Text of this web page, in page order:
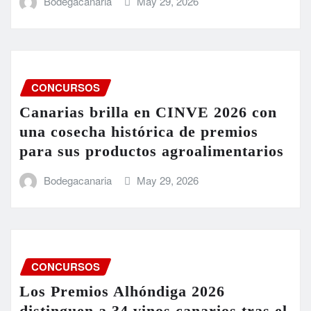
CONCURSOS
Canarias brilla en CINVE 2026 con
una cosecha histórica de premios
para sus productos agroalimentarios
Bodegacanaria May 29, 2026
CONCURSOS
Los Premios Alhóndiga 2026